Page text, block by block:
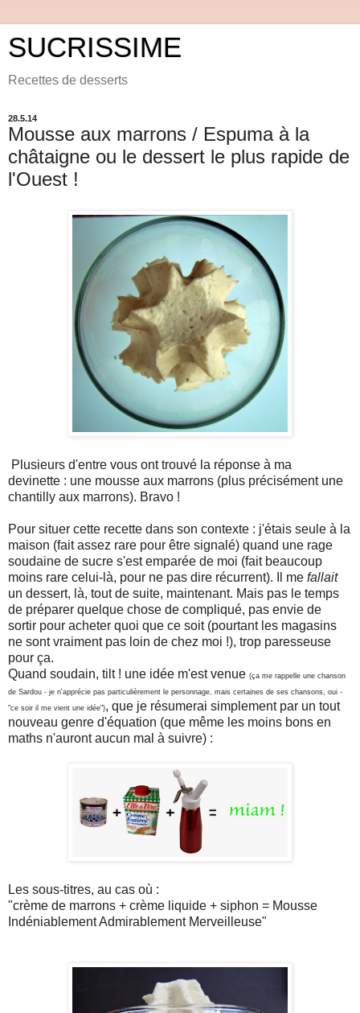
SUCRISSIME
Recettes de desserts
28.5.14
Mousse aux marrons / Espuma à la
châtaigne ou le dessert le plus rapide de
l'Ouest !
Plusieurs d'entre vous ont trouvé la réponse à ma
devinette : une mousse aux marrons (plus précisément une
chantilly aux marrons). Bravo !
Pour situer cette recette dans son contexte : j'étais seule à la
maison (fait assez rare pour être signalé) quand une rage
soudaine de sucre s'est emparée de moi (fait beaucoup
moins rare celui-là, pour ne pas dire récurrent). Il me fallait
un dessert, là, tout de suite, maintenant. Mais pas le temps
de préparer quelque chose de compliqué, pas envie de
sortir pour acheter quoi que ce soit (pourtant les magasins
ne sont vraiment pas loin de chez moi !), trop paresseuse
pour ça.
Quand soudain, tilt ! une idée m'est venue (ça me rappelle une chanson
de Sardou - je n'apprécie pas particulièrement le personnage, mais certaines de ses chansons, oui -
"ce soir il me vient une idée"), que je résumerai simplement par un tout
nouveau genre d'équation (que même les moins bons en
maths n'auront aucun mal à suivre) :
Les sous-titres, au cas où :
"crème de marrons + crème liquide + siphon = Mousse
Indéniablement Admirablement Merveilleuse"